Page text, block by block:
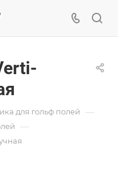
для гольф полей —
—